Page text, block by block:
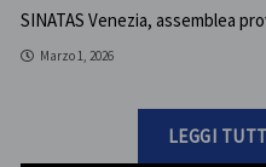
SINATAS Venezia, assemblea
Marzo 1, 2026
LEGGI